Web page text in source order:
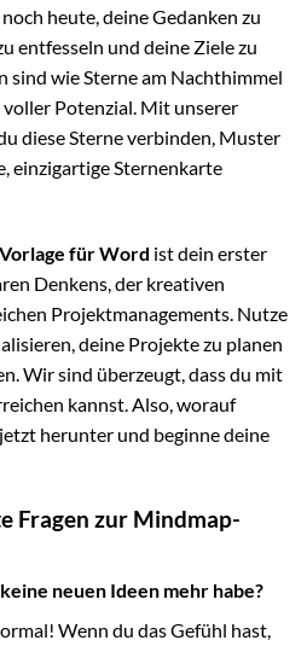
heute, deine Gedanken zu
entfesseln und deine Ziele zu
sind wie Sterne am Nachthimmel
Potenzial. Mit unserer
diese Sterne verbinden, Muster
einzigartige Sternenkarte
für Word ist dein erster
Denkens, der kreativen
Projektmanagements. Nutze
deine Projekte zu planen
Wir sind überzeugt, dass du mit
kannst. Also, worauf
herunter und beginne deine
Fragen zur Mindmap-
neuen Ideen mehr habe?
Wenn du das Gefühl hast,